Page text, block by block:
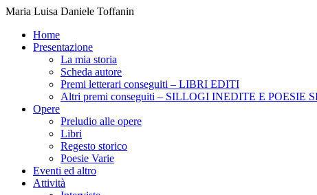
Maria Luisa Daniele Toffanin
Home
Presentazione
La mia storia
Scheda autore
Premi letterari conseguiti – LIBRI EDITI
Altri premi conseguiti – SILLOGI INEDITE E POESIE
Opere
Preludio alle opere
Libri
Regesto storico
Poesie Varie
Eventi ed altro
Attività